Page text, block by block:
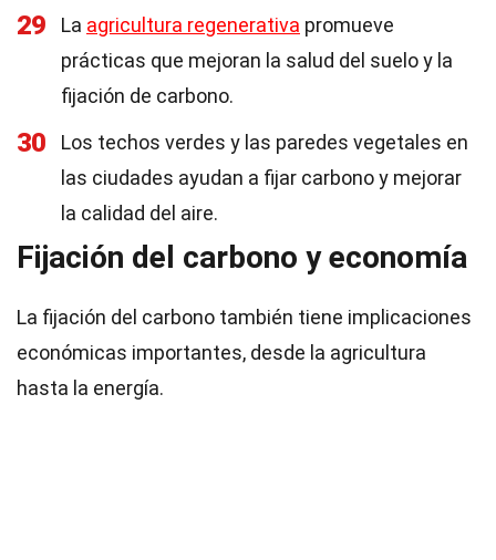
29 La agricultura regenerativa promueve
prácticas que mejoran la salud del suelo y la
fijación de carbono.
30
Los techos verdes y las paredes vegetales en
las ciudades ayudan a fijar carbono y mejorar
la calidad del aire.
Fijación del carbono y economía
La fijación del carbono también tiene implicaciones
económicas importantes, desde la agricultura
hasta la energía.